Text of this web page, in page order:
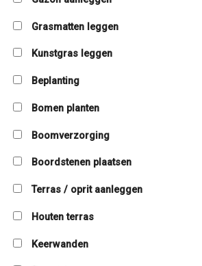
Grasmatten leggen
Kunstgras leggen
Beplanting
Bomen planten
Boomverzorging
Boordstenen plaatsen
Terras / oprit aanleggen
Houten terras
Keerwanden